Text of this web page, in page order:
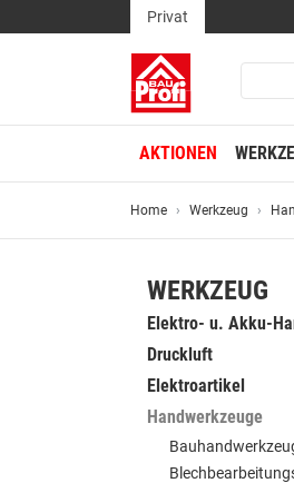
Privat
AKTIONEN
Home Werkzeug
WERKZEUG
Elektro- u. Akku-
Druckluft
Elektroartikel
Handwerkzeuge